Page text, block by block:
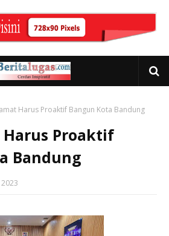
Harus Proaktif Bangun Kota Bandung
Harus Proaktif
Bandung